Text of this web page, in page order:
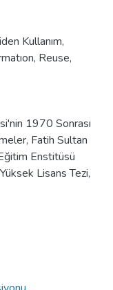
Kullanım,
, Reuse,
1970 Sonrası
Fatih Sultan
Enstitüsü
Lisans Tezi,